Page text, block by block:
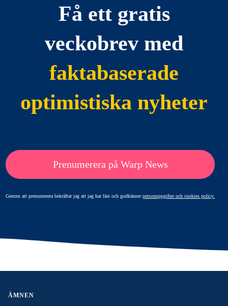
Få ett gratis
veckobrev med
faktabaserade
optimistiska nyheter
Prenumerera på Warp News
Genom att prenumerera bekräftar jag att jag har läst och godkännerpersonuppgifter och cookies policy.
ÄMNEN